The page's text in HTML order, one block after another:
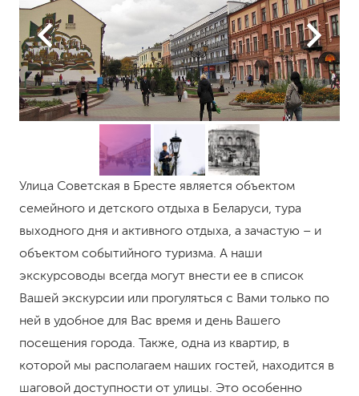
Улица Советская в Бресте является объектом
семейного и детского отдыха в Беларуси, тура
выходного дня и активного отдыха, а зачастую – и
объектом событийного туризма. А наши
экскурсоводы всегда могут внести ее в список
Вашей экскурсии или прогуляться с Вами только по
ней в удобное для Вас время и день Вашего
посещения города. Также, одна из квартир, в
которой мы располагаем наших гостей, находится в
шаговой доступности от улицы. Это особенно